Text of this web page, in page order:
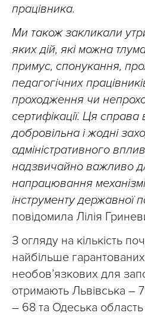
працівника.
Ми також закликали
яких дій, які можна
примус, спонукання,
педагогічних
проходження чи
сертифікації. Ця
добровільна і жодні
адміністративного
надзвичайно важливо
напрацювання
інструменту державної
повідомила Лілія
З огляду на кількість
найбільше
необов’язкових для
отримають Львівська –
– 68 та Одеська